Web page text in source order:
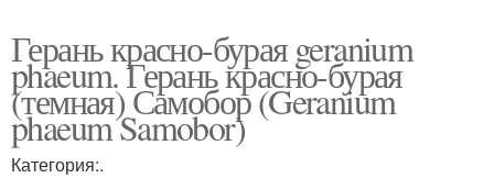
Герань красно-бурая geranium
phaeum. Герань красно-бурая
(темная) Самобор (Geranium
phaeum Samobor)
Категория:.